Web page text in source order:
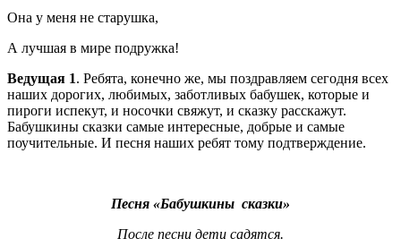
Она у меня не старушка,
А лучшая в мире подружка!
Ведущая 1. Ребята, конечно же, мы поздравляем сегодня всех
наших дорогих, любимых, заботливых бабушек, которые и
пироги испекут, и носочки свяжут, и сказку расскажут.
Бабушкины сказки самые интересные, добрые и самые
поучительные. И песня наших ребят тому подтверждение.
Песня «Бабушкины сказки»
После песни дети садятся.